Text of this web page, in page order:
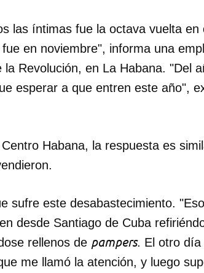
las íntimas fue la octava vuelta en
en noviembre", informa una
Revolución, en La Habana. "Del
esperar a que entren este año",
Habana, la respuesta es
sufre este desabastecimiento.
desde Santiago de Cuba
rellenos de pampers. El otro día
me llamó la atención, y luego